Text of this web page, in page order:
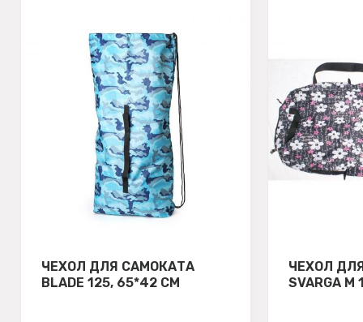
ЧЕХОЛ ДЛЯ САМОКАТА
BLADE 125, 65*42 СМ
ЧЕХОЛ
SVARGA М